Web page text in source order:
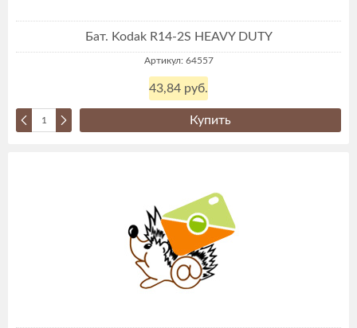
Бат. Kodak R14-2S HEAVY DUTY
Артикул: 64557
43,84 руб.
Купить